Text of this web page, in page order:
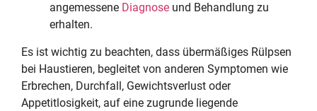
angemessene Diagnose und Behandlung zu
erhalten.
Es ist wichtig zu beachten, dass übermäßiges Rülpsen
bei Haustieren, begleitet von anderen Symptomen wie
Erbrechen, Durchfall, Gewichtsverlust oder
Appetitlosigkeit, auf eine zugrunde liegende